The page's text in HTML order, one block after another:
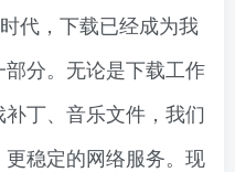
代，下载已经成为我
分。无论是下载工作
丁、音乐文件，我们
稳定的网络服务。现